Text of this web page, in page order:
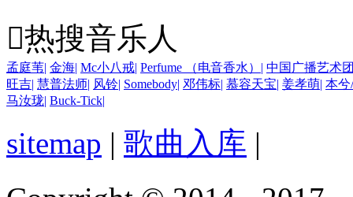
热搜音乐人
孟庭苇| 金海| Mc小八戒| Perfume （电音香水） | 中国广播艺术
旺吉| 慧普法师| 风铃| Somebody| 邓伟标| 慕容天宝| 姜孝萌| 本
马汝珑| Buck-Tick|
sitemap | 歌曲入库 |